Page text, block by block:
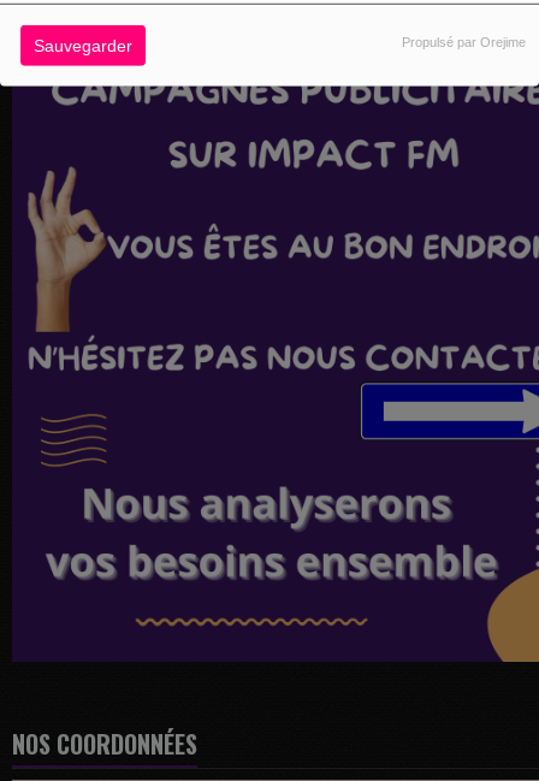
Sauvegarder Propulsé par Orejime
NOS COORDONNÉES